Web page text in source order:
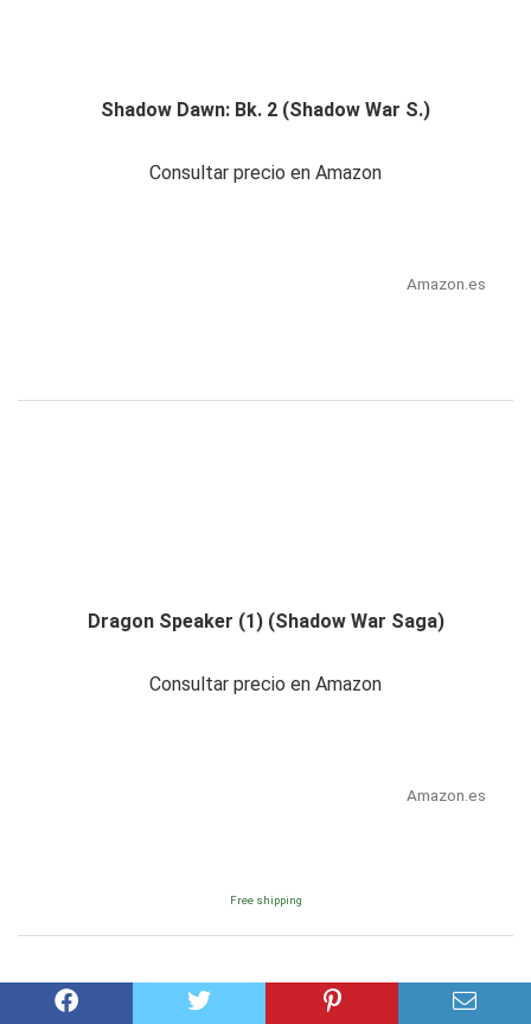
Shadow Dawn: Bk. 2 (Shadow War S.)
Consultar precio en Amazon
Amazon.es
Dragon Speaker (1) (Shadow War Saga)
Consultar precio en Amazon
Amazon.es
Free shipping